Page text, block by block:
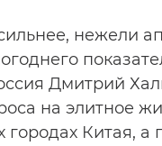
нежели
Дмитрий
на элитное
Китая, а